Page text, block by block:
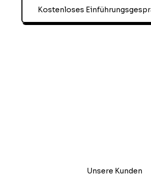
Kostenloses
Unsere Kunden